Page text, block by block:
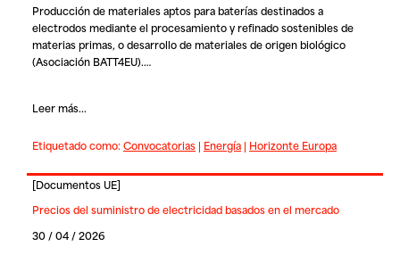
Producción de materiales aptos para baterías destinados a
electrodos mediante el procesamiento y refinado sostenibles de
materias primas, o desarrollo de materiales de origen biológico
(Asociación BATT4EU).…
Leer más...
Etiquetado como:Convocatorias| Energía| Horizonte Europa
[Documentos UE]
Precios del suministro de electricidad basados en el mercado
30 / 04 / 2026